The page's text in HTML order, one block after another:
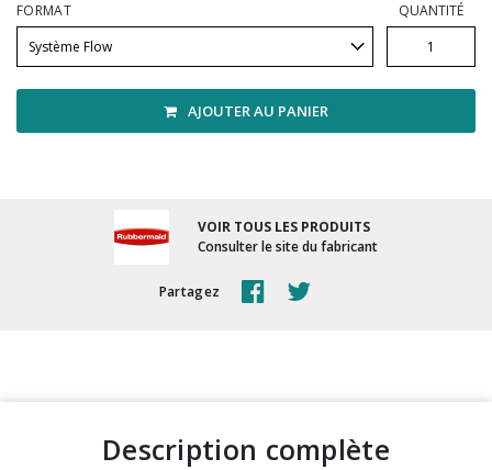
FORMAT QUANTITÉ
AJOUTER AU PANIER
VOIR TOUS LES PRODUITS
Consulter le site du fabricant
Partagez
description complète